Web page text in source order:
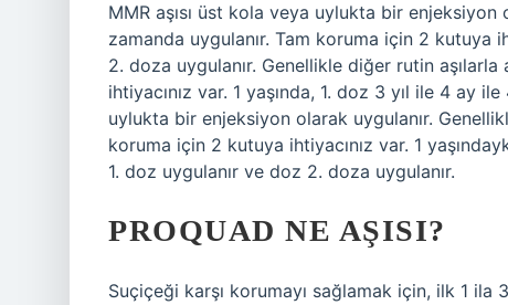
MMR aşısı üst kola veya uylukta bir enjeksiyon
zamanda uygulanır. Tam koruma için 2 kutuya
2. doza uygulanır. Genellikle diğer rutin
ihtiyacınız var. 1 yaşında, 1. doz 3 yıl ile 4 ay
uylukta bir enjeksiyon olarak uygulanır.
koruma için 2 kutuya ihtiyacınız var. 1
1. doz uygulanır ve doz 2. doza uygulanır.
PROQUAD NE AŞISI?
Suçiçeği karşı korumayı sağlamak için, ilk 1 ila